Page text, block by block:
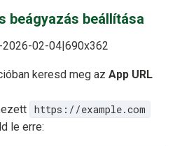
beágyazás beállítása
keresd meg az App URL
https://example.com
le erre: